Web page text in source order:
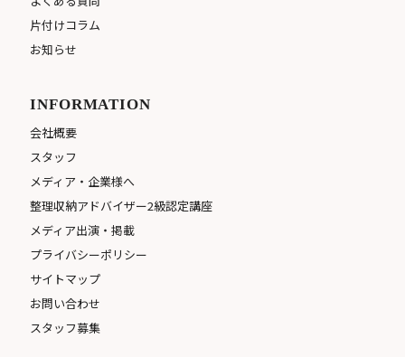
片付けコラム
お知らせ
INFORMATION
会社概要
スタッフ
メディア・企業様へ
整理収納アドバイザー2級認定講座
メディア出演・掲載
プライバシーポリシー
サイトマップ
お問い合わせ
スタッフ募集